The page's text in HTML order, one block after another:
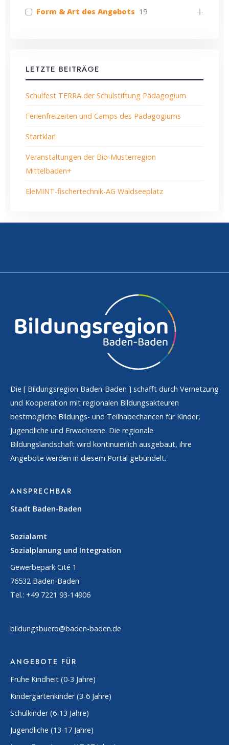
Form & Art des Angebots 19
LETZTE BEITRÄGE
Schulfest TERRA der Schulstiftung Pädagogium
Ferienfreizeiten und Camps des Pädagogiums
Startklar!
Veranstaltungen der Bio-Musterregion
Mittelbaden+
EleMINT-fischertechnik-AG Waldseeplatz
Die [ Bildungsregion Baden-Baden ] schafft durch Vernetzung
und Kooperation mit regionalen Bildungsakteuren
bestmögliche Bildungs- und Teilhabechancen für Kinder,
Jugendliche und Erwachsene. Die regionale
Bildungslandschaft wird kontinuierlich ausgebaut, ihre
Angebote werden in diesem Portal gebündelt.
ANSPRECHBAR
Stadt Baden-Baden
Sozialamt
Sozialplanung und Integration
Gewerbepark Cité 1
76532 Baden-Baden
Tel.: +49 7221 93-14906
bildungsbuero@baden-baden.de
ANGEBOTE FÜR
Frühe Kindheit (0-3 Jahre)
Kindergartenkinder (3-6 Jahre)
Schulkinder (6-13 Jahre)
Jugendliche (13-17 Jahre)